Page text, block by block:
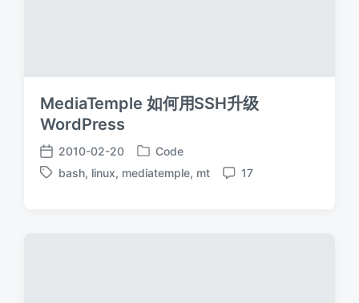
MediaTemple 如何用SSH升级
WordPress
发
布
2010-02-20
发
布
Code
标
bash, linux, mediatemple, mt
评
17